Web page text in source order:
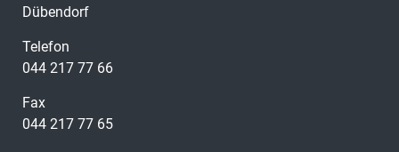
Dübendorf
Telefon
044 217 77 66
Fax
044 217 77 65